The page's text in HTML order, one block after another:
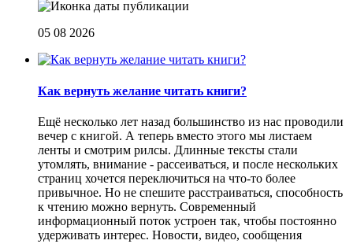
05 08 2026
Как вернуть желание читать книги?
Eщё несколько лет назад большинство из нас проводили
вечер с книгой. А теперь вместо этого мы листаем
ленты и смотрим рилсы. Длинные тексты стали
утомлять, внимание - рассеиваться, и после нескольких
страниц хочется переключиться на что-то более
привычное. Но не спешите расстраиваться, способность
к чтению можно вернуть. Современный
информационный поток устроен так, чтобы постоянно
удерживать интерес. Новости, видео, сообщения